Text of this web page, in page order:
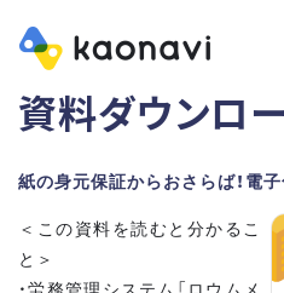
資料ダウンロ
紙の身元保証からおさらば！電
＜この資料を読むと分かるこ
と＞
・労務管理システム「ロウムメ